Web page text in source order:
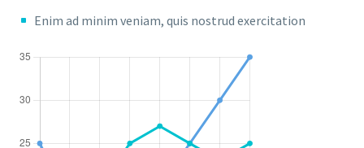
Enim ad minim veniam, quis nostrud exercitation